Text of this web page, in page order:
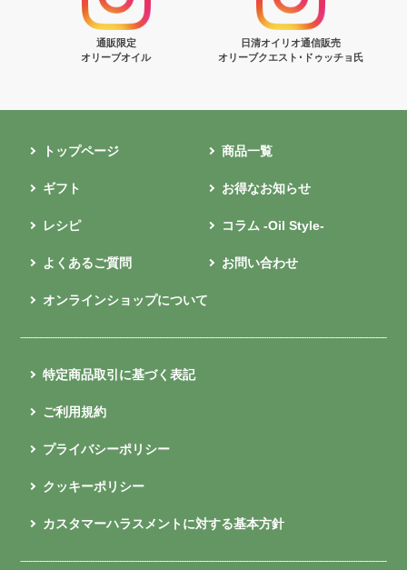
通販限定
オリーブオイル
日清オイリオ通信販売
オリーブクエスト･ドゥッチョ氏
トップページ 商品一覧
ギフト お得なお知らせ
レシピ コラム -Oil Style-
よくあるご質問 お問い合わせ
オンラインショップについて
特定商品取引に基づく表記
ご利用規約
プライバシーポリシー
クッキーポリシー
カスタマーハラスメントに対する基本方針